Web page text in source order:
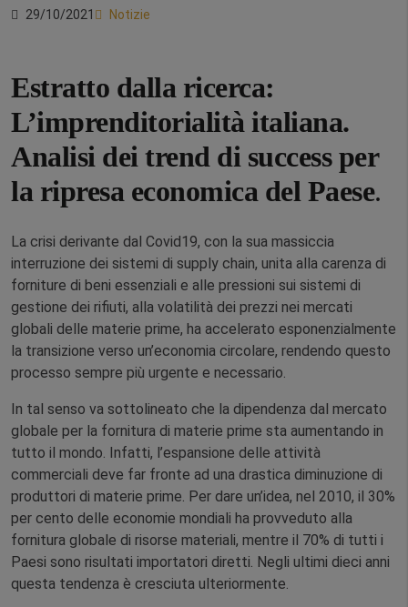
29/10/2021 Notizie
Estratto dalla ricerca:
L’imprenditorialità italiana.
Analisi dei trend di success per
la ripresa economica del Paese.
La crisi derivante dal Covid19, con la sua massiccia
interruzione dei sistemi di supply chain, unita alla carenza di
forniture di beni essenziali e alle pressioni sui sistemi di
gestione dei rifiuti, alla volatilità dei prezzi nei mercati
globali delle materie prime, ha accelerato esponenzialmente
la transizione verso un’economia circolare, rendendo questo
processo sempre più urgente e necessario.
In tal senso va sottolineato che la dipendenza dal mercato
globale per la fornitura di materie prime sta aumentando in
tutto il mondo. Infatti, l’espansione delle attività
commerciali deve far fronte ad una drastica diminuzione di
produttori di materie prime. Per dare un’idea, nel 2010, il 30%
per cento delle economie mondiali ha provveduto alla
fornitura globale di risorse materiali, mentre il 70% di tutti i
Paesi sono risultati importatori diretti. Negli ultimi dieci anni
questa tendenza è cresciuta ulteriormente.